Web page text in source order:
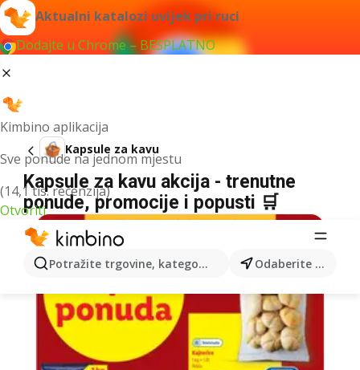
Aktualni katalozi uvijek pri ruci
Dodajte u Chrome – BESPLATNO
Kimbino aplikacija
Sve ponude na jednom mjestu
(14,1 tis. recenzija)
Otvoriti
Potražite trgovine, kategorije, proizvode... Odaberite grad
Kapsule za kavu
Kapsule za kavu akcija - trenutne
ponude, promocije i popusti 🛒